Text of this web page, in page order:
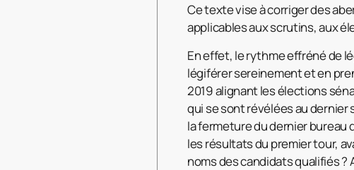
Ce texte vise à corriger des
applicables aux scrutins, aux
En effet, le rythme effréné de
légiférer sereinement et en
2019 alignant les élections
qui se sont révélées au
la fermeture du dernier
les résultats du premier tour,
noms des candidats qualifiés ?